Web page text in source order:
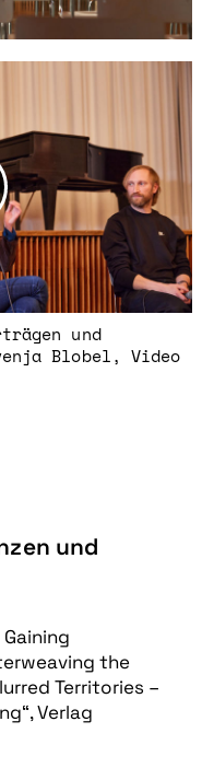
und
Blobel, Video
und
the
Territories –
Verlag